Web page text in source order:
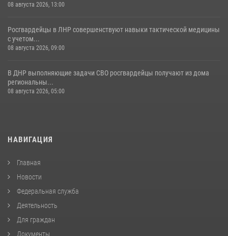
08 августа 2026, 13:00
Росгвардейцы в ЛНР совершенствуют навыки тактической медицины
с учетом...
08 августа 2026, 09:00
В ДНР выполняющие задачи СВО росгвардейцы получают из дома
региональны...
08 августа 2026, 05:00
НАВИГАЦИЯ
Главная
Новости
Федеральная служба
Деятельность
Для граждан
Документы